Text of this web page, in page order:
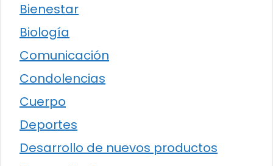
Bienestar
Biología
Comunicación
Condolencias
Cuerpo
Deportes
Desarrollo de nuevos productos